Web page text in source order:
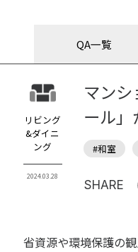
QA一覧
マン
ール」
#和室
SHARE
リビング
&ダイニ
ング
2024.03.28
省資源や環境保護の